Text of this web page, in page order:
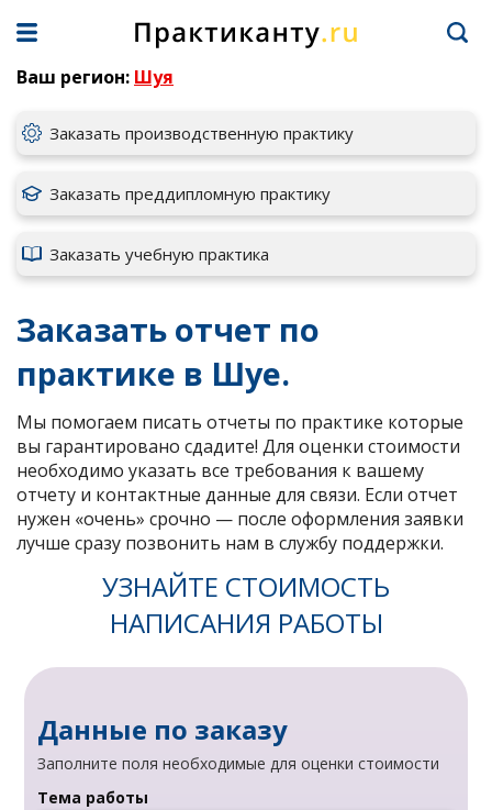
Ваш регион: Шуя
Заказать производственную практику
Заказать преддипломную практику
Заказать учебную практика
Заказать отчет по
практике в Шуе.
Мы помогаем писать отчеты по практике которые
вы гарантировано сдадите! Для оценки стоимости
необходимо указать все требования к вашему
отчету и контактные данные для связи. Если отчет
нужен «очень» срочно — после оформления заявки
лучше сразу позвонить нам в службу поддержки.
УЗНАЙТЕ СТОИМОСТЬ
НАПИСАНИЯ РАБОТЫ
Данные по заказу
Заполните поля необходимые для оценки стоимости
Тема работы